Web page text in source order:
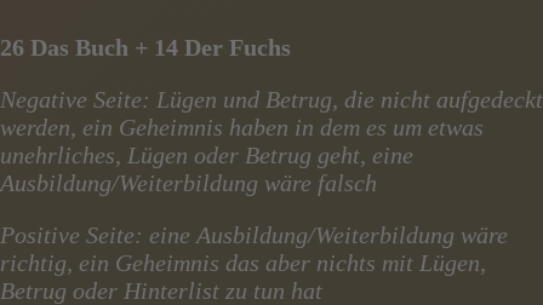
26 Das Buch + 14 Der Fuchs
Negative Seite: Lügen und Betrug, die nicht aufgedeckt
werden, ein Geheimnis haben in dem es um etwas
unehrliches, Lügen oder Betrug geht, eine
Ausbildung/Weiterbildung wäre falsch
Positive Seite: eine Ausbildung/Weiterbildung wäre
richtig, ein Geheimnis das aber nichts mit Lügen,
Betrug oder Hinterlist zu tun hat